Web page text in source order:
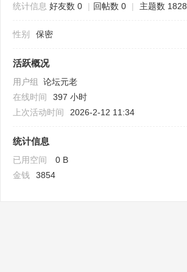
统计信息 好友数 0 | 回帖数 0 | 主题数 1828
性别 保密
活跃概况
用户组 论坛元老
在线时间
397 小时
上次活动时间
2026-2-12 11:34
统计信息
已用空间 0 B
金钱
3854